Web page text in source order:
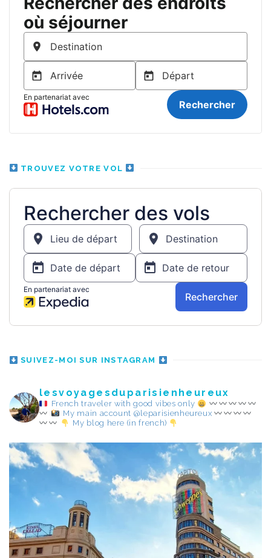
TROUVEZ VOTRE VOL
SUIVEZ-MOI SUR INSTAGRAM
lesvoyagesduparisienheureux
French traveler with good vibes only
My main account @leparisienheureux
My blog here (in french)